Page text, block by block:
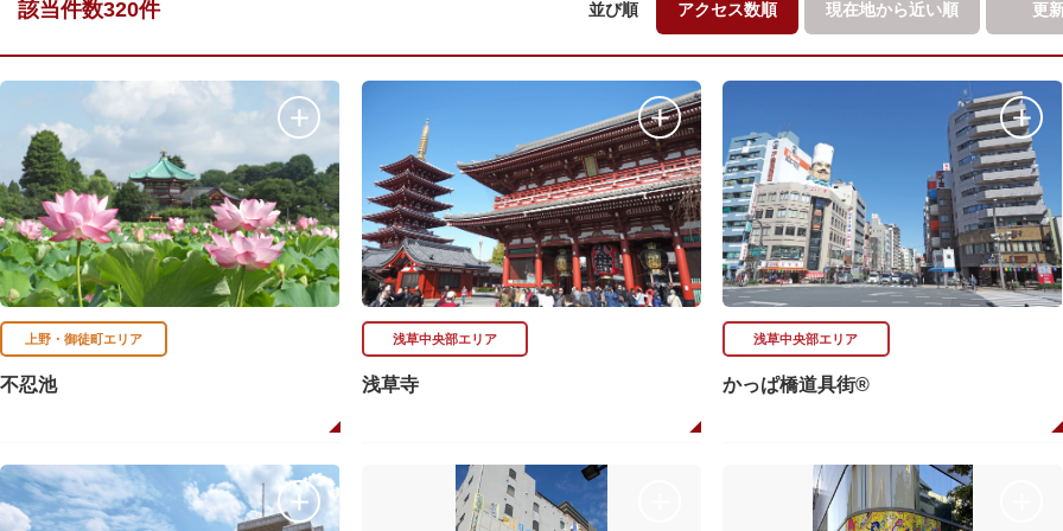
該当件数320件 並び順 アクセス数順 現在地から近い順 更
上野・御徒町エリア
不忍池
浅草中央部エリア
浅草寺
浅草中央部エリア
かっぱ橋道具街®